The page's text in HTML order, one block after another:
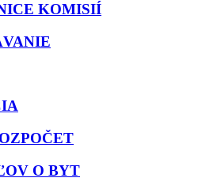
KOMISIÍ
O BYT